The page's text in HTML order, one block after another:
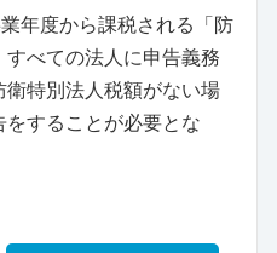
年度から課税される「防
べての法人に申告義務
特別法人税額がない場
することが必要とな